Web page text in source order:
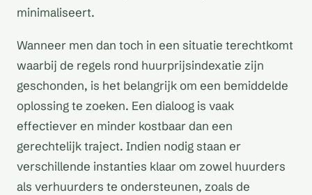
minimaliseert.
Wanneer men dan toch in een situatie terechtkomt
waarbij de regels rond huurprijsindexatie zijn
geschonden, is het belangrijk om een bemiddelde
oplossing te zoeken. Een dialoog is vaak
effectiever en minder kostbaar dan een
gerechtelijk traject. Indien nodig staan er
verschillende instanties klaar om zowel huurders
als verhuurders te ondersteunen, zoals de